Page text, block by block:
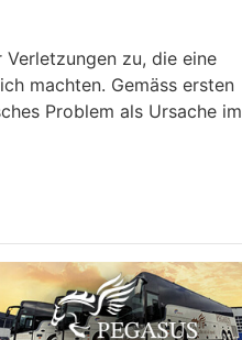
zu, die eine
machten. Gemäss ersten
Problem als Ursache im